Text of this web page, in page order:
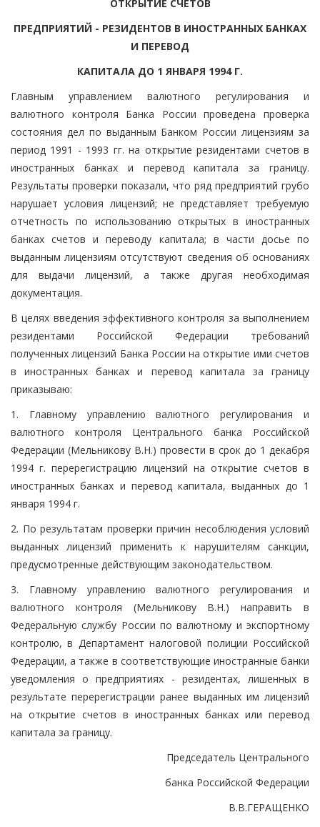
ОТКРЫТИЕ СЧЕТОВ
ПРЕДПРИЯТИЙ - РЕЗИДЕНТОВ В ИНОСТРАННЫХ БАНКАХ
И ПЕРЕВОД
КАПИТАЛА ДО 1 ЯНВАРЯ 1994 Г.
Главным управлением валютного регулирования и
валютного контроля Банка России проведена проверка
состояния дел по выданным Банком России лицензиям за
период 1991 - 1993 гг. на открытие резидентами счетов в
иностранных банках и перевод капитала за границу.
Результаты проверки показали, что ряд предприятий грубо
нарушает условия лицензий; не представляет требуемую
отчетность по использованию открытых в иностранных
банках счетов и переводу капитала; в части досье по
выданным лицензиям отсутствуют сведения об основаниях
для выдачи лицензий, а также другая необходимая
документация.
В целях введения эффективного контроля за выполнением
резидентами Российской Федерации требований
полученных лицензий Банка России на открытие ими счетов
в иностранных банках и перевод капитала за границу
приказываю:
1. Главному управлению валютного регулирования и
валютного контроля Центрального банка Российской
Федерации (Мельникову В.Н.) провести в срок до 1 декабря
1994 г. перерегистрацию лицензий на открытие счетов в
иностранных банках и перевод капитала, выданных до 1
января 1994 г.
2. По результатам проверки причин несоблюдения условий
выданных лицензий применить к нарушителям санкции,
предусмотренные действующим законодательством.
3. Главному управлению валютного регулирования и
валютного контроля (Мельникову В.Н.) направить в
Федеральную службу России по валютному и экспортному
контролю, в Департамент налоговой полиции Российской
Федерации, а также в соответствующие иностранные банки
уведомления о предприятиях - резидентах, лишенных в
результате перерегистрации ранее выданных им лицензий
на открытие счетов в иностранных банках или перевод
капитала за границу.
Председатель Центрального
банка Российской Федерации
В.В.ГЕРАЩЕНКО